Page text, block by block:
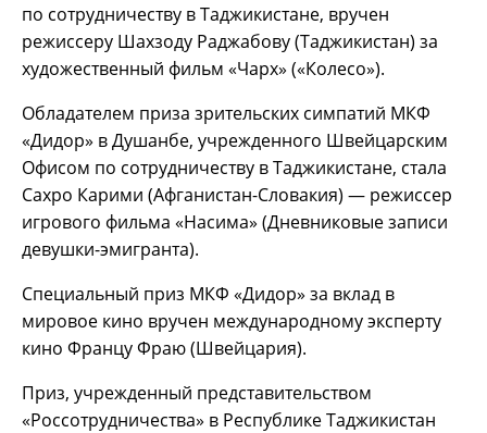
по сотрудничеству в Таджикистане, вручен
режиссеру Шахзоду Раджабову (Таджикистан) за
художественный фильм «Чарх» («Колесо»).
Обладателем приза зрительских симпатий МКФ
«Дидор» в Душанбе, учрежденного Швейцарским
Офисом по сотрудничеству в Таджикистане, стала
Сахро Карими (Афганистан-Словакия) — режиссер
игрового фильма «Насима» (Дневниковые записи
девушки-эмигранта).
Специальный приз МКФ «Дидор» за вклад в
мировое кино вручен международному эксперту
кино Францу Фраю (Швейцария).
Приз, учрежденный представительством
«Россотрудничества» в Республике Таджикистан